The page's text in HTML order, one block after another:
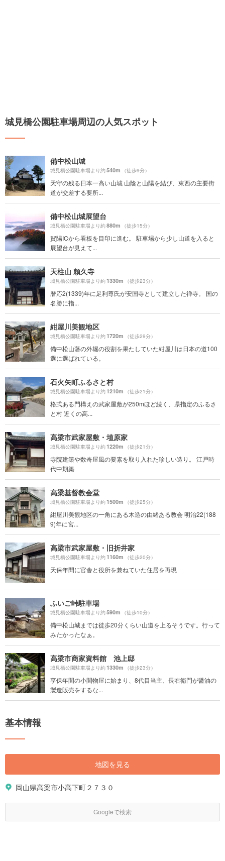
城見橋公園駐車場周辺の人気スポット
備中松山城
城見橋公園駐車場より約540m （徒歩9分）
天守の残る日本一高い山城 山陰と山陽を結び、東西の主要街
道が交差する要所...
備中松山城展望台
城見橋公園駐車場より約880m （徒歩15分）
賀陽ICから看板を目印に進む。 駐車場から少し山道を入ると
展望台が見えて...
天柱山 頼久寺
城見橋公園駐車場より約1330m （徒歩23分）
暦応2(1339)年に足利尊氏が安国寺として建立した禅寺。 国の
名勝に指...
紺屋川美観地区
城見橋公園駐車場より約1720m （徒歩29分）
備中松山藩の外堀の役割を果たしていた紺屋川は日本の道100
選に選ばれている。
石火矢町ふるさと村
城見橋公園駐車場より約1210m （徒歩21分）
格式ある門構えの武家屋敷が250mほど続く、県指定のふるさ
と村 近くの高...
高梁市武家屋敷・埴原家
城見橋公園駐車場より約1220m （徒歩21分）
寺院建築や数奇屋風の要素を取り入れた珍しい造り。 江戸時
代中期築
高梁基督教会堂
城見橋公園駐車場より約1500m （徒歩25分）
紺屋川美観地区の一角にある木造の由緒ある教会 明治22(188
9)年に宮...
高梁市武家屋敷・旧折井家
城見橋公園駐車場より約1160m （徒歩20分）
天保年間に官舎と役所を兼ねていた住居を再現
ふいご峠駐車場
城見橋公園駐車場より約590m （徒歩10分）
備中松山城までは徒歩20分くらい山道を上るそうです。行って
みたかったなぁ。
高梁市商家資料館 池上邸
城見橋公園駐車場より約1330m （徒歩23分）
享保年間の小間物屋に始まり、8代目当主、長右衛門が醤油の
製造販売をするな...
基本情報
地図を見る
岡山県高梁市小高下町２７３０
Googleで検索